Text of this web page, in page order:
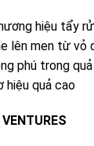
hiệu tẩy
lên men từ vỏ
phú trong
hiệu quả cao